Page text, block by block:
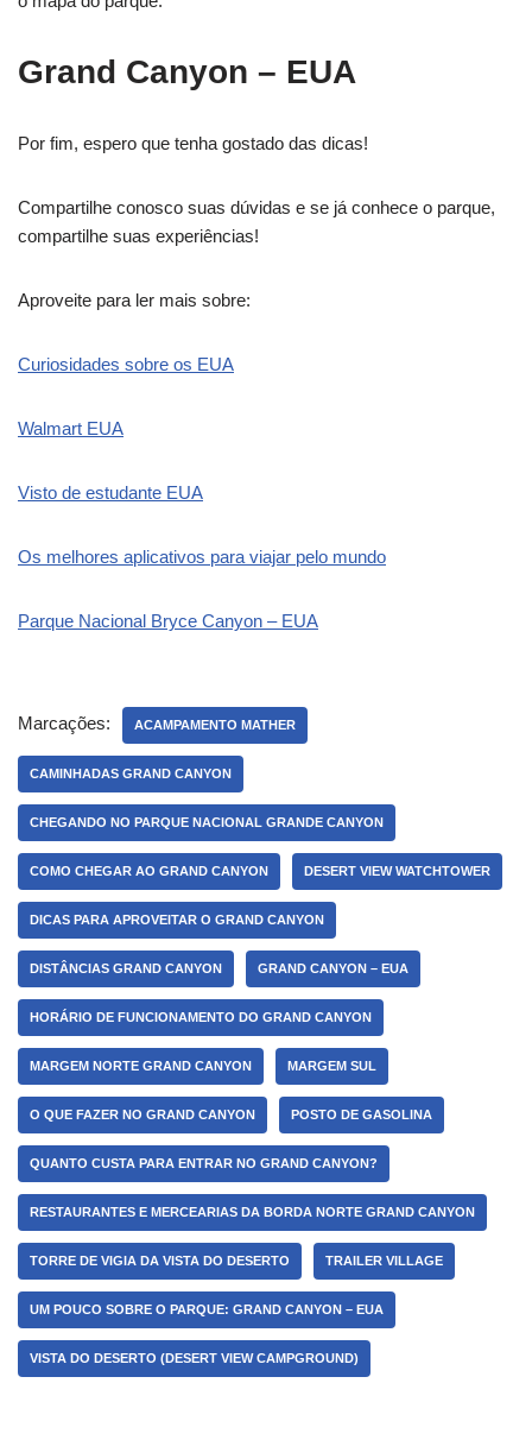
Grand Canyon – EUA
Por fim, espero que tenha gostado das dicas!
Compartilhe conosco suas dúvidas e se já conhece o parque,
compartilhe suas experiências!
Aproveite para ler mais sobre:
Curiosidades sobre os EUA
Walmart EUA
Visto de estudante EUA
Os melhores aplicativos para viajar pelo mundo
Parque Nacional Bryce Canyon – EUA
Marcações: ACAMPAMENTO MATHER
CAMINHADAS GRAND CANYON
CHEGANDO NO PARQUE NACIONAL GRANDE CANYON
COMO CHEGAR AO GRAND CANYON DESERT VIEW WATCHTOWER
DICAS PARA APROVEITAR O GRAND CANYON
DISTÂNCIAS GRAND CANYON GRAND CANYON – EUA
HORÁRIO DE FUNCIONAMENTO DO GRAND CANYON
MARGEM NORTE GRAND CANYON MARGEM SUL
O QUE FAZER NO GRAND CANYON POSTO DE GASOLINA
QUANTO CUSTA PARA ENTRAR NO GRAND CANYON?
RESTAURANTES E MERCEARIAS DA BORDA NORTE GRAND CANYON
TORRE DE VIGIA DA VISTA DO DESERTO TRAILER VILLAGE
UM POUCO SOBRE O PARQUE: GRAND CANYON – EUA
VISTA DO DESERTO (DESERT VIEW CAMPGROUND)